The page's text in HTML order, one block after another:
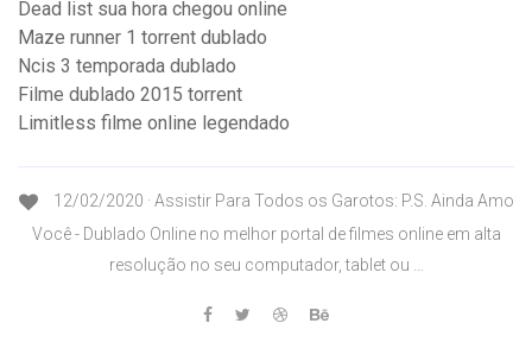
Dead list sua hora chegou online
Maze runner 1 torrent dublado
Ncis 3 temporada dublado
Filme dublado 2015 torrent
Limitless filme online legendado
12/02/2020 · Assistir Para Todos os Garotos: P.S. Ainda Amo
Você - Dublado Online no melhor portal de filmes online em alta
resolução no seu computador, tablet ou …